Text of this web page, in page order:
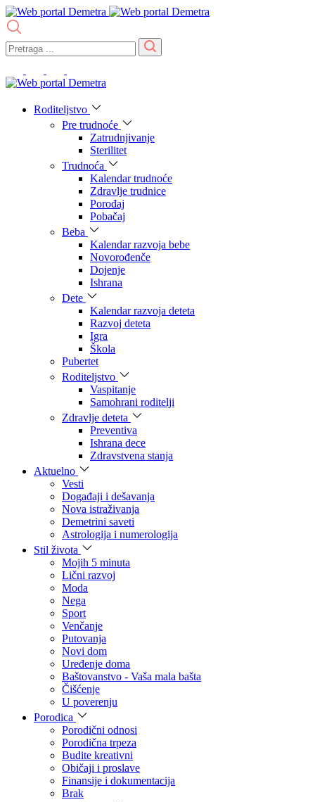
Roditeljstvo
Pre trudnoće
Zatrudnjivanje
Sterilitet
Trudnoća
Kalendar trudnoće
Zdravlje trudnice
Porođaj
Pobačaj
Beba
Kalendar razvoja bebe
Novorođenče
Dojenje
Ishrana
Dete
Kalendar razvoja deteta
Razvoj deteta
Igra
Škola
Pubertet
Roditeljstvo
Vaspitanje
Samohrani roditelji
Zdravlje deteta
Preventiva
Ishrana dece
Zdravstvena stanja
Aktuelno
Vesti
Događaji i dešavanja
Nova istraživanja
Demetrini saveti
Astrologija i numerologija
Stil života
Mojih 5 minuta
Lični razvoj
Moda
Nega
Sport
Venčanje
Putovanja
Novi dom
Uređenje doma
Baštovanstvo - Vaša mala bašta
Čišćenje
U poverenju
Porodica
Porodični odnosi
Porodična trpeza
Budite kreativni
Običaji i proslave
Finansije i dokumentacija
Brak